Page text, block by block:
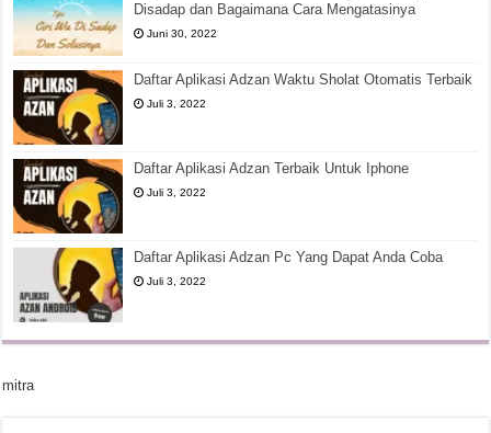
Disadap dan Bagaimana Cara Mengatasinya
Juni 30, 2022
Daftar Aplikasi Adzan Waktu Sholat Otomatis Terbaik
Juli 3, 2022
Daftar Aplikasi Adzan Terbaik Untuk Iphone
Juli 3, 2022
Daftar Aplikasi Adzan Pc Yang Dapat Anda Coba
Juli 3, 2022
mitra